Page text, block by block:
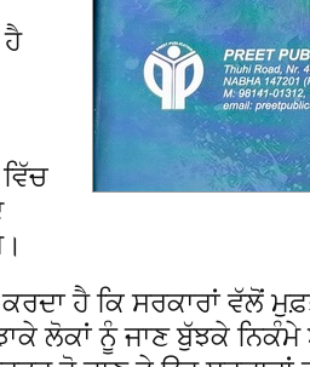
ਹੈ
ਹੈ ਕਿ ਸਰਕਾਰਾਂ ਵੱਲੋਂ
ਲੋਕਾਂ ਨੂੰ ਜਾਣ ਬੁੱਝਕੇ